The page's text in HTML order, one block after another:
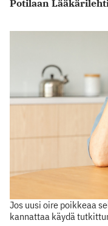
Potilaan
Jos uusi oire poikkeaa
kannattaa käydä